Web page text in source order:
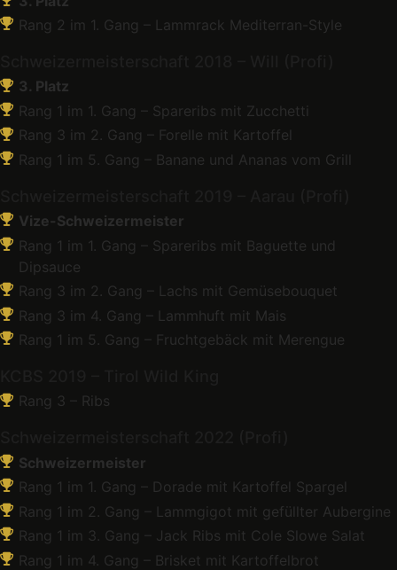
Rang 2 im 1. Gang – Lammrack Mediterran-Style
3. Platz
Rang 1 im 1. Gang – Spareribs mit Zucchetti
Rang 3 im 2. Gang – Forelle mit Kartoffel
Rang 1 im 5. Gang – Banane und Ananas vom Grill
Vize-Schweizermeister
Rang 1 im 1. Gang – Spareribs mit Baguette und
Dipsauce
Rang 3 im 2. Gang – Lachs mit Gemüsebouquet
Rang 3 im 4. Gang – Lammhuft mit Mais
Rang 1 im 5. Gang – Fruchtgebäck mit Merengue
Rang 3 – Ribs
Schweizermeister
Rang 1 im 1. Gang – Dorade mit Kartoffel Spargel
Rang 1 im 2. Gang – Lammgigot mit gefüllter Aubergine
Rang 1 im 3. Gang – Jack Ribs mit Cole Slowe Salat
Rang 1 im 4. Gang – Brisket mit Kartoffelbrot